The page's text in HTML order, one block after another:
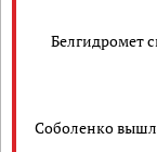
Белгидромет
Соболенко